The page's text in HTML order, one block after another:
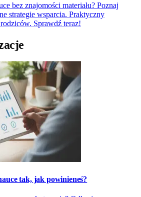
bez znajomości materiału? Poznaj
strategie wsparcia. Praktyczny
Sprawdź teraz!
tak, jak powinieneś?